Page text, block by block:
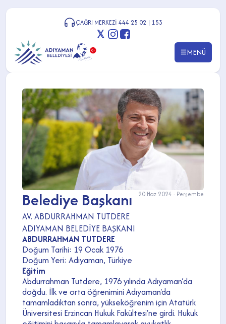
ÇAĞRI MERKEZİ 444 25 02 | 153
MENÜ
Belediye Başkanı 20 Haz 2024 - Perşembe
AV. ABDURRAHMAN TUTDERE
ADIYAMAN BELEDİYE BAŞKANI
ABDURRAHMAN TUTDERE
Doğum Tarihi: 19 Ocak 1976
Doğum Yeri: Adıyaman, Türkiye
Eğitim
Abdurrahman Tutdere, 1976 yılında Adıyaman’da
doğdu. İlk ve orta öğrenimini Adıyaman'da
tamamladıktan sonra, yükseköğrenim için Atatürk
Üniversitesi Erzincan Hukuk Fakültesi'ne girdi. Hukuk